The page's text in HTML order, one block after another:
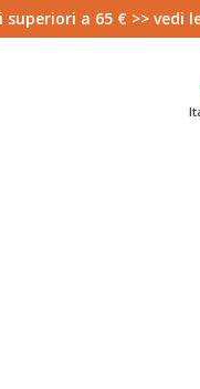
a 65 € >> vedi